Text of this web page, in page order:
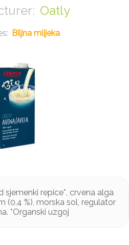
Oatly
Biljna mlijeka
sjemenki repice*, crvena alga
(0,4 %), morska sol, regulator
*Organski uzgoj